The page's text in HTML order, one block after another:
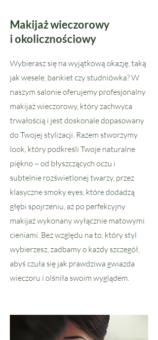
Makijaż wieczorowy
i okolicznościowy
Wybierasz się na wyjątkową okazję, taką
jak wesele, bankiet czy studniówka? W
naszym salonie oferujemy profesjonalny
makijaż wieczorowy, który zachwyca
trwałością i jest doskonale dopasowany
do Twojej stylizacji. Razem stworzymy
look, który podkreśli Twoje naturalne
piękno – od błyszczących oczu i
subtelnie rozświetlonej twarzy, przez
klasyczne smoky eyes, które dodadzą
głębi spojrzeniu, aż po perfekcyjny
makijaż wykonany wyłącznie matowymi
cieniami. Bez względu na to, który styl
wybierzesz, zadbamy o każdy szczegół,
abyś czuła się jak prawdziwa gwiazda
wieczoru i olśniła swoim wyglądem.